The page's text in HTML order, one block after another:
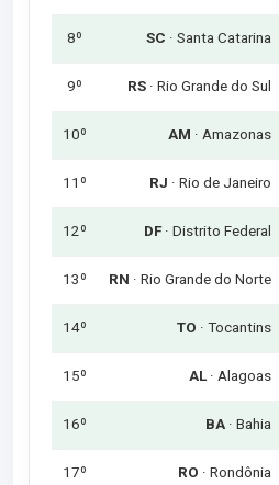
8º SC · Santa Catarina
9º RS · Rio Grande do Sul
10º AM · Amazonas
11º RJ · Rio de Janeiro
12º DF· Distrito Federal
13º RN · Rio Grande do Norte
14º TO · Tocantins
15º AL · Alagoas
16º BA · Bahia
17º RO · Rondônia